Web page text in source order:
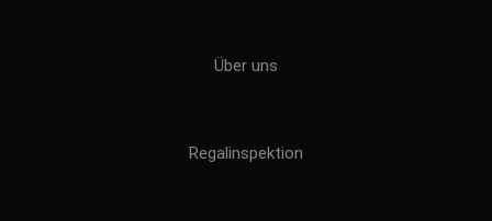
Über uns
Regalinspektion